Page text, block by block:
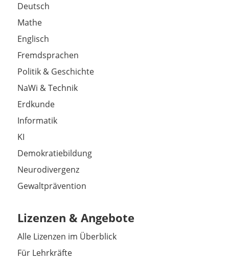
Deutsch
Mathe
Englisch
Fremdsprachen
Politik & Geschichte
NaWi & Technik
Erdkunde
Informatik
KI
Demokratiebildung
Neurodivergenz
Gewaltprävention
Lizenzen & Angebote
Alle Lizenzen im Überblick
Für Lehrkräfte